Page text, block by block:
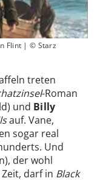
Flint | © Starz
treten
-Roman
und Billy
auf. Vane,
sogar real
Und
der wohl
darf in Black